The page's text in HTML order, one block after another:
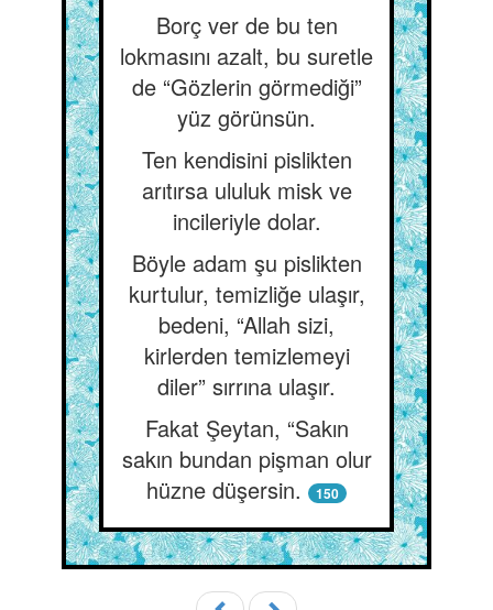
Borç ver de bu ten
lokmasını azalt, bu suretle
de “Gözlerin görmediği”
yüz görünsün.
Ten kendisini pislikten
arıtırsa ululuk misk ve
incileriyle dolar.
Böyle adam şu pislikten
kurtulur, temizliğe ulaşır,
bedeni, “Allah sizi,
kirlerden temizlemeyi
diler” sırrına ulaşır.
Fakat Şeytan, “Sakın
sakın bundan pişman olur
hüzne düşersin.
150